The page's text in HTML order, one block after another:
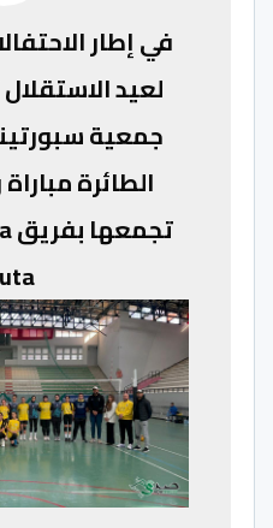
لعيد
جمعية
الطائرة
تجمعها بفريق